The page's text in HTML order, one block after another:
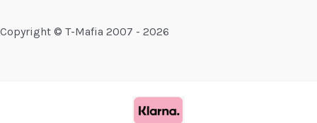
Copyright © T-Mafia 2007 - 2026